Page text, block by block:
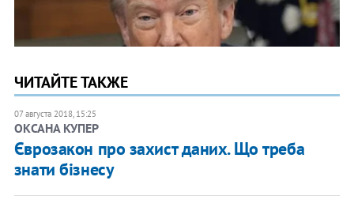
ЧИТАЙТЕ ТАКЖЕ
07 августа 2018, 15:25
ОКСАНА КУПЕР
Єврозакон про захист даних. Що треба
знати бізнесу